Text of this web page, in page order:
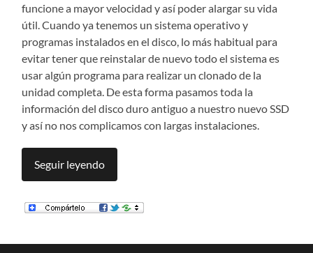
funcione a mayor velocidad y así poder alargar su vida
útil. Cuando ya tenemos un sistema operativo y
programas instalados en el disco, lo más habitual para
evitar tener que reinstalar de nuevo todo el sistema es
usar algún programa para realizar un clonado de la
unidad completa. De esta forma pasamos toda la
información del disco duro antiguo a nuestro nuevo SSD
y así no nos complicamos con largas instalaciones.
Seguir leyendo